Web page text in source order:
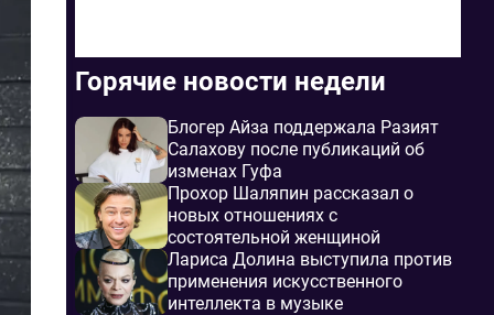
Горячие новости недели
Блогер Айза поддержала Разият
Салахову после публикаций об
изменах Гуфа
Прохор Шаляпин рассказал о
новых отношениях с
состоятельной женщиной
Лариса Долина выступила против
применения искусственного
интеллекта в музыке